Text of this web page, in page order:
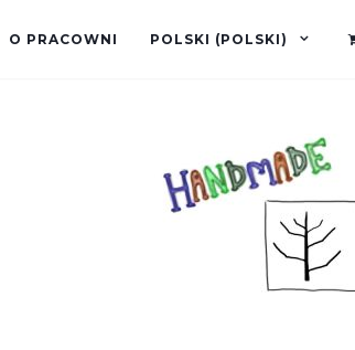
O PRACOWNI POLSKI (POLSKI)